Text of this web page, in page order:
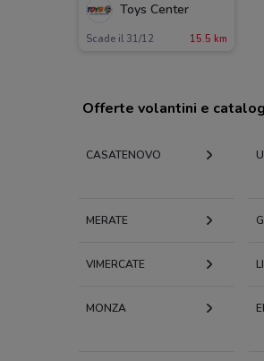
Toys Center
Scade il 31/12 15.5 km
Offerte volantini e
CASATENOVO
MERATE
VIMERCATE
MONZA